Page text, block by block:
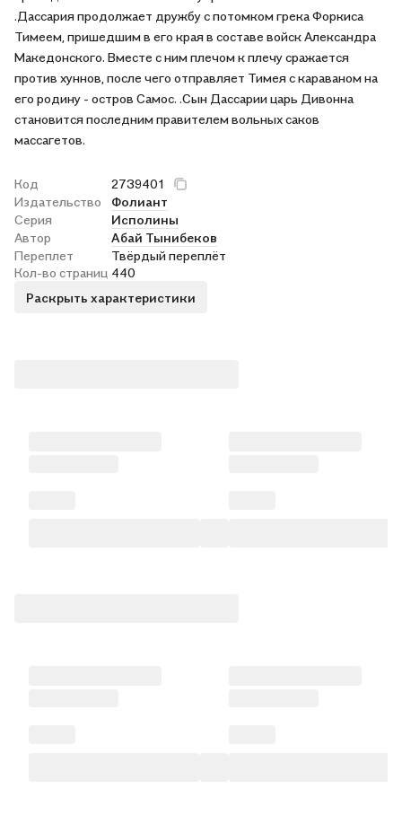
.Дассария продолжает дружбу с потомком грека Форкиса
Тимеем, пришедшим в его края в составе войск Александра
Македонского. Вместе с ним плечом к плечу сражается
против хуннов, после чего отправляет Тимея с караваном на
его родину - остров Самос. .Сын Дассарии царь Дивонна
становится последним правителем вольных саков
массагетов.
Код
2739401
Издательство
Фолиант
Серия
Исполины
Автор
Абай Тынибеков
Переплет
Твёрдый переплёт
Кол-во страниц 440
Раскрыть характеристики